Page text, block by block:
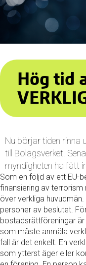
Hög tid
Nu börjar tiden rinna
till Bolagsverket.
myndigheten ha fått
Som en följd av ett EU-
finansiering av terrorism
över verkliga
personer av beslutet.
bostadsrättföreningar
som måste anmäla
fall är det enkelt. En
som ytterst äger eller